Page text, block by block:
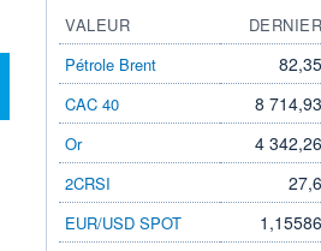
VALEUR DERNIER
Pétrole Brent
82,35
CAC 40 8 714,93
Or 4 342,26
2CRSI 27,6
EUR/USD SPOT 1,15586